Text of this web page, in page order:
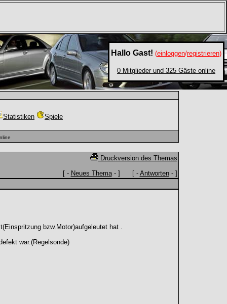
Hallo Gast! (einloggen/registrieren)
0 Mitglieder und 325 Gäste online
Statistiken Spiele
Druckversion des Themas
[ - Neues Thema- ] [ - Antworten- ]
bzw.Motor)aufgeleutet hat .
war.(Regelsonde)